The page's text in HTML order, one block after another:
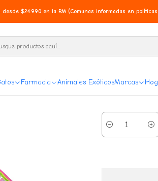
Farmacia Animales ExóticosMarcas
$24.990 en la RM (Comunas informadas en
Cantidad